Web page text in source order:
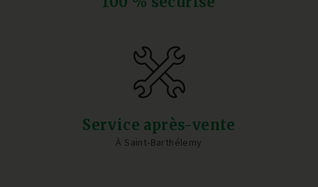
Service après-vente
À Saint-Barthélemy